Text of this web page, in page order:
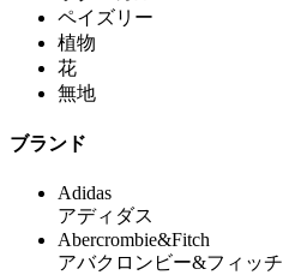
ペイズリー
植物
花
無地
ブランド
Adidas
アディダス
Abercrombie&Fitch
アバクロンビー&フィッチ